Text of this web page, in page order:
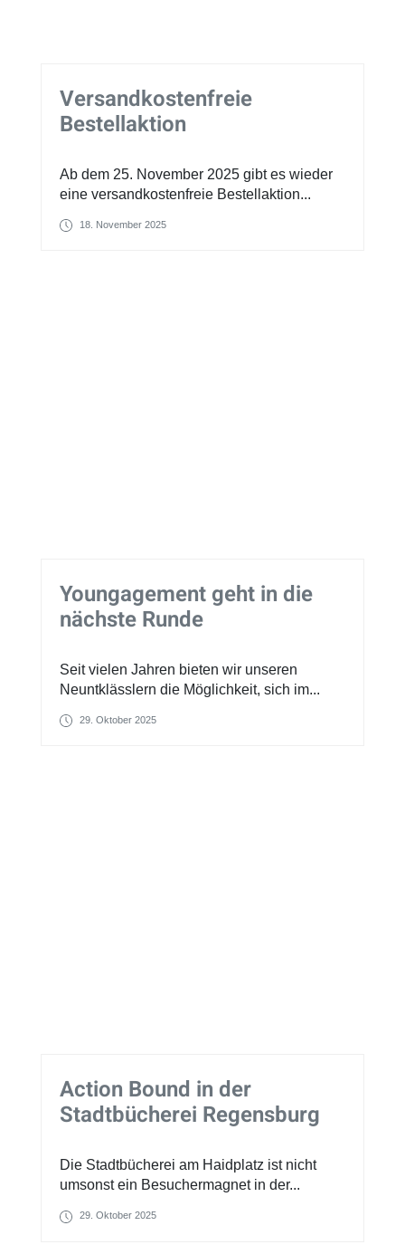
Versandkostenfreie
Bestellaktion
Ab dem 25. November 2025 gibt es wieder
eine versandkostenfreie Bestellaktion...
18. November 2025
Youngagement geht in die
nächste Runde
Seit vielen Jahren bieten wir unseren
Neuntklässlern die Möglichkeit, sich im...
29. Oktober 2025
Action Bound in der
Stadtbücherei Regensburg
Die Stadtbücherei am Haidplatz ist nicht
umsonst ein Besuchermagnet in der...
29. Oktober 2025